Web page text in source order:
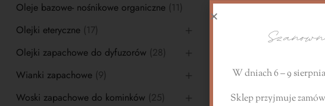
Oleje bazowe- nośnikowe organiczne (11)
Olejki eteryczne (17)
Olejki zapachowe do dyfuzorów (28)
Wianki zapachowe (9)
Woski zapachowe do kominków (25)
W dniach 6 – 9
Sklep przyjmuje